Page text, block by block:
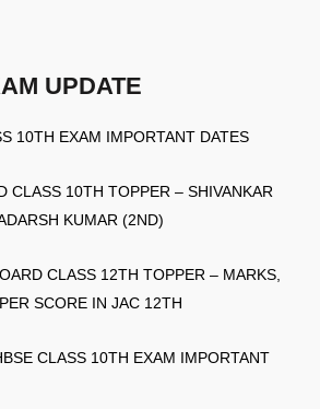
UPDATE
10TH EXAM IMPORTANT DATES
CLASS 10TH TOPPER – SHIVANKAR
KUMAR (2ND)
CLASS 12TH TOPPER – MARKS,
SCORE IN JAC 12TH
CLASS 10TH EXAM IMPORTANT